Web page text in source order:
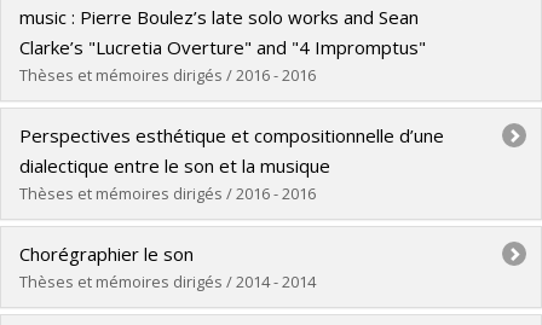
Cycle : Maîtrise
Diplôme obtenu :M. Mus.
Lien vers le document dans Papyrus
music : Pierre Boulez’s late solo works and Sean
Clarke’s "Lucretia Overture" and "4 Impromptus"
Thèses et mémoires dirigés / 2016 - 2016
Diplômé(e) : Clarke, Sean
Cycle :Doctorat
Diplôme obtenu :D. Mus.
Lien vers le document dans Papyrus
Perspectives esthétique et compositionnelle d’une
dialectique entre le son et la musique
Thèses et mémoires dirigés / 2016 - 2016
Diplômé(e) :Martin, Simon
Cycle : Doctorat
Diplôme obtenu :D. Mus.
Chorégraphier le son
Thèses et mémoires dirigés / 2014 - 2014